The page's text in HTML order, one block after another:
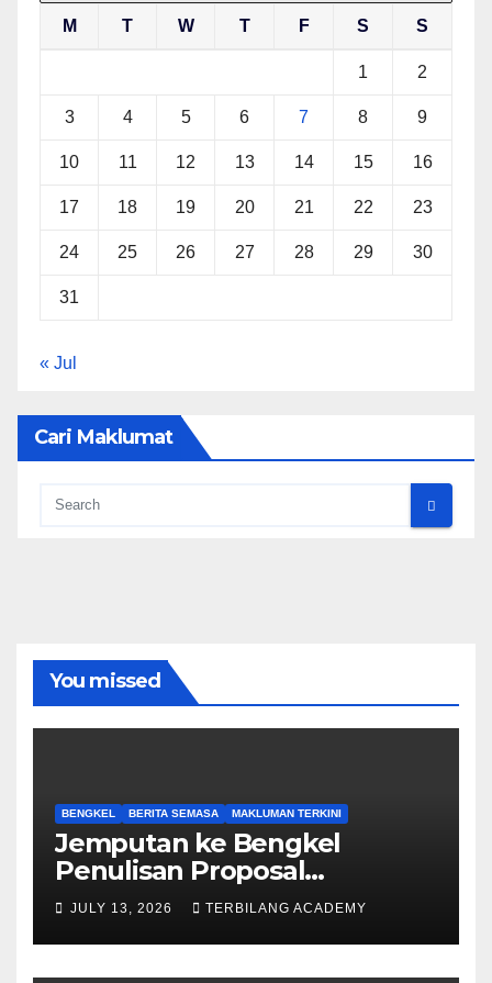
M T W T F S S
1 2
3 4 5 6 7 8 9
10 11 12 13 14 15 16
17 18 19 20 21 22 23
24 25 26 27 28 29 30
31
« Jul
Cari Maklumat
You missed
BENGKEL BERITA SEMASA MAKLUMAN TERKINI
Jemputan ke Bengkel
Penulisan Proposal
Permohonan Kemasukan
Program Khas Doktor
Falsafah (PhD).
JULY 13, 2026 TERBILANG ACADEMY